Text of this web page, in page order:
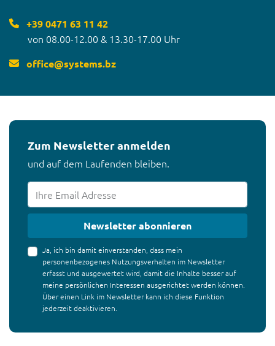
+39 0471 63 11 42
von 08.00-12.00 & 13.30-17.00 Uhr
office@systems.bz
Zum Newsletter anmelden
und auf dem Laufenden bleiben.
Newsletter abonnieren
Ja, ich bin damit einverstanden, dass mein
personenbezogenes Nutzungsverhalten im Newsletter
erfasst und ausgewertet wird, damit die Inhalte besser auf
meine persönlichen Interessen ausgerichtet werden können.
Über einen Link im Newsletter kann ich diese Funktion
jederzeit deaktivieren.